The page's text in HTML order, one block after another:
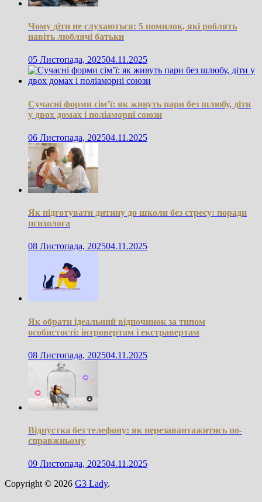
Чому діти не слухаються: 5 помилок, які роблять
навіть люблячі батьки
05 Листопада, 202504.11.2025
Сучасні форми сім’ї: як живуть пари без шлюбу, діти
у двох домах і поліаморні союзи
06 Листопада, 202504.11.2025
Як підготувати дитину до школи без стресу: поради
психолога
08 Листопада, 202504.11.2025
Як обрати ідеальний відпочинок за типом
особистості: інтровертам і екстравертам
08 Листопада, 202504.11.2025
Відпустка без телефону: як перезавантажитись по-
справжньому
09 Листопада, 202504.11.2025
Copyright © 2026 G3 Lady.